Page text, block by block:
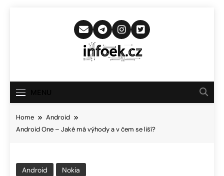
Infoek.cz
Novinkám
Home
Android
Android One – Jaké má výhody a v čem se liší?
Android Nokia